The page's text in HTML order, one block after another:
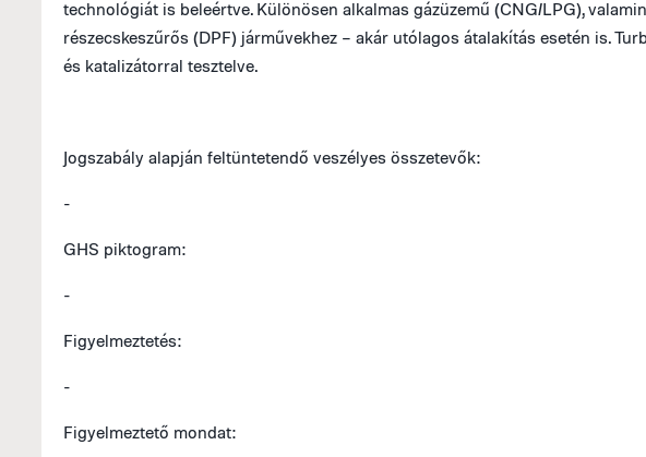
technológiát is beleértve. Különösen alkalmas gázüzemű (CNG/LPG),
részecskeszűrős (DPF) járművekhez – akár utólagos átalakítás esetén is.
és katalizátorral tesztelve.
Jogszabály alapján feltüntetendő veszélyes összetevők:
-
GHS piktogram:
-
Figyelmeztetés:
-
Figyelmeztető mondat: